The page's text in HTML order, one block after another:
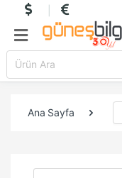
Ana Sayfa